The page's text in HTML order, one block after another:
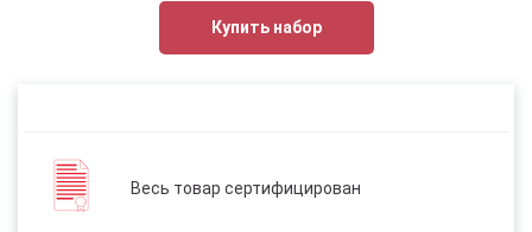
Купить набор
Весь товар сертифицирован